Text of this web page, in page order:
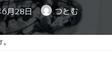
月28日 つとむ